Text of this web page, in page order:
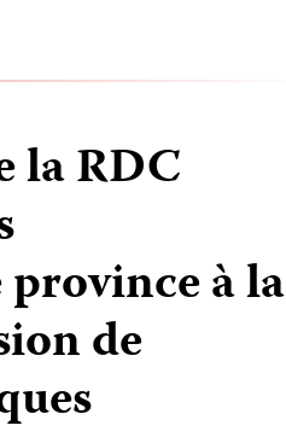
la RDC
province à la
de